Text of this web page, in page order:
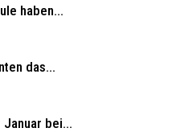
haben...
das...
bei...